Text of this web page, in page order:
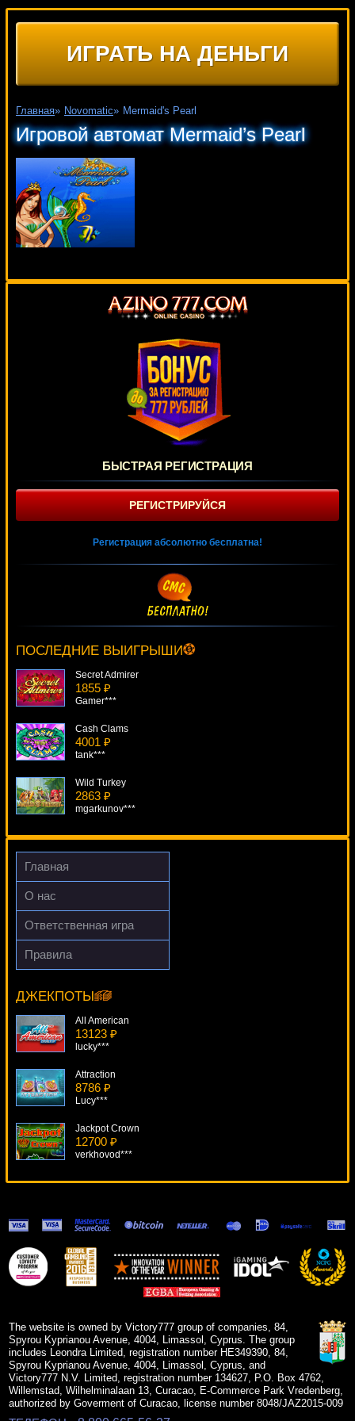
ИГРАТЬ НА ДЕНЬГИ
Главная» Novomatic» Mermaid's Pearl
Игровой автомат Mermaid’s Pearl
БЫСТРАЯ РЕГИСТРАЦИЯ
РЕГИСТРИРУЙСЯ
Регистрация абсолютно бесплатна!
ПОСЛЕДНИЕ ВЫИГРЫШИ
Deni***
Secret Admirer
1855 ₽
Gamer***
Cash Clams
4001 ₽
tank***
Wild Turkey
2863 ₽
mgarkunov***
Aquatica
2583 ₽
superman***
Главная
О нас
Ответственная игра
Правила
ДЖЕКПОТЫ
Adventure Palace
Panamer***
All American
13123 ₽
lucky***
Attraction
8786 ₽
Lucy***
Jackpot Crown
12700 ₽
verkhovod***
Octopays
6096 ₽
Panamer***
Turaga (Тюряга)
The website is owned by Victory777 group of companies, 84,
Spyrou Kyprianou Avenue, 4004, Limassol, Cyprus. The group
includes Leondra Limited, registration number HE349390, 84,
Spyrou Kyprianou Avenue, 4004, Limassol, Cyprus, and
Victory777 N.V. Limited, registration number 134627, P.O. Box 4762,
Willemstad, Wilhelminalaan 13, Curacao, E-Commerce Park Vredenberg,
authorized by Goverment of Curacao, license number 8048/JAZ2015-009